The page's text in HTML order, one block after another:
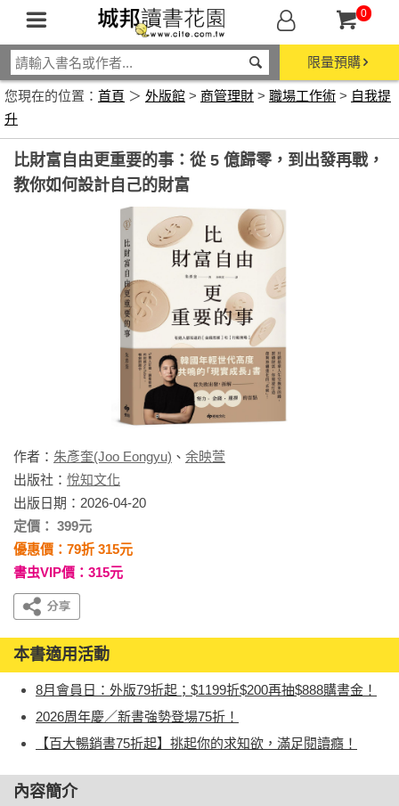
0
限量預購
您現在的位置： 首頁 ＞ 外版館 > 商管理財 > 職場工作術 > 自我提
升
比財富自由更重要的事：從 5 億歸零，到出發再戰，
教你如何設計自己的財富
作者： 朱彥奎(Joo Eongyu) 、 余映萱
出版社： 悅知文化
出版日期：2026-04-20
定價： 399元
優惠價：79折 315元
書虫VIP價：315元
本書適用活動
8月會員日：外版79折起；$1199折$200再抽$888購書金！
2026周年慶／新書強勢登場75折！
【百大暢銷書75折起】挑起你的求知欲，滿足閱讀癮！
內容簡介